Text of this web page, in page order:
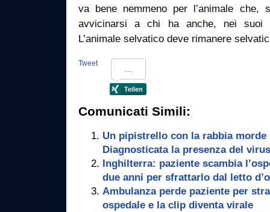
va bene nemmeno per l’animale che,
avvicinarsi a chi ha anche, nei suoi
L’animale selvatico deve rimanere
Tweet
Comunicati Simili:
Un pipistrello con la rabbia morde
Diagnosticata la presenza del
Inghilterra: paziente scambia
due anni per sfrattarlo dal letto
Ambulanza perde paziente per
ospedale e la clip diventa virale